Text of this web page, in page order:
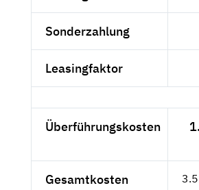
Sonderzahlung
Leasingfaktor
Überführungskosten
Gesamtkosten